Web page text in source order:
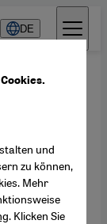
DE
und
zu können,
Mehr
. Klicken Sie